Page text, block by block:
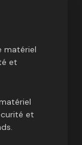
matériel
et
et